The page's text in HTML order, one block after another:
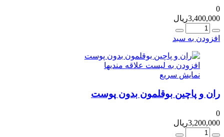
3,400,000ریال
تعداد
افزودن به سبد
افزودن به لیست علاقه مندیها
نمایش سریع
ران و پاچین بوقلمون بدون پوست
3,200,000ریال
تعداد